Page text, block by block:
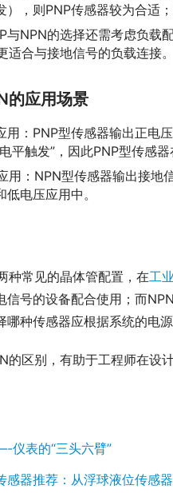
），则PNP传感器较为合适
与NPN的选择还需考虑负载
适合与接地信号的负载连接。
的应用场景
用：PNP型传感器输出正电
平触发”，因此PNP型传感器
用：NPN型传感器输出接地
电压应用中。
常见的晶体管配置，在工
信号的设备配合使用；而
哪种传感器应根据系统的电
别，有助于工程师在设计
仪表的“三头六臂”
感器推荐：从浮球液位传感